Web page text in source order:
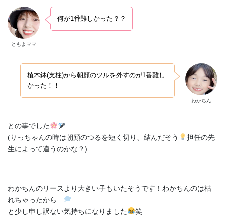
ともよママ
何が1番難しかった？？
わかちん
植木鉢(支柱)から朝顔のツルを外すのが1番難し
かった！！
との事でした
(りっちゃんの時は朝顔のつるを短く切り、結んだそう
担任の先
生によって違うのかな？)
わかちんのリースより大きい子もいたそうです！わかちんのは枯
れちゃったから…
と少し申し訳ない気持ちになりました
笑